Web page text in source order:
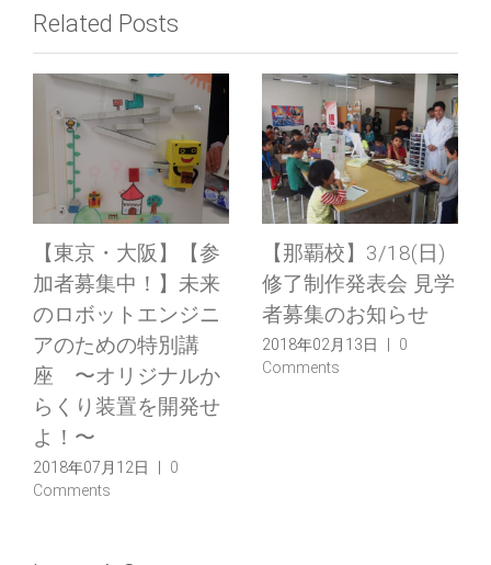
Related Posts
【ロボット教室日
誌】那覇校 ベーシッ
クコース−2018年1
月 「プロペラを使っ
てウインドカーとヘ
リコプターを作ろ
う！」
2018年01月30日 |
0
Comments
【ロボット教室日
誌】大阪校Engineer
コース「卒業制作
②」
2018年01月21日